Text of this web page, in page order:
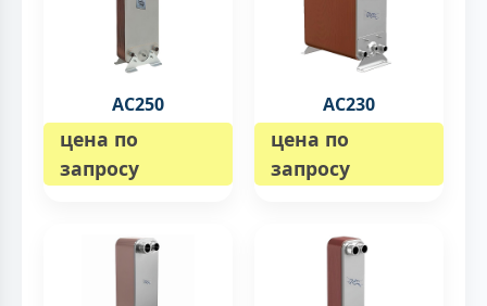
AC250
цена по
запросу
AC230
цена по
запросу